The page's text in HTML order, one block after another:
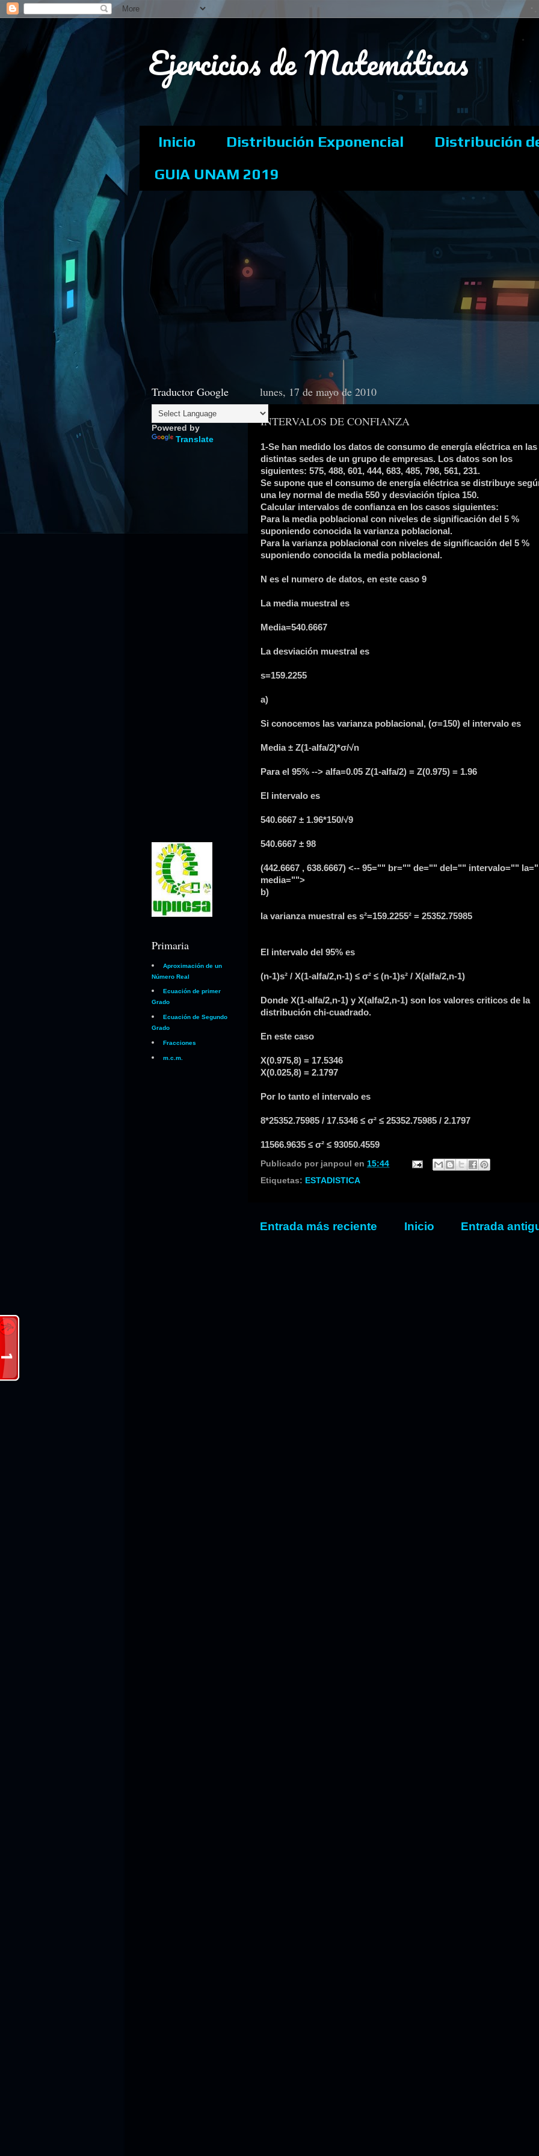
Ejercicios de Matemáticas
Inicio Distribución Exponencial
Distribución
GUIA UNAM 2019
lunes, 17 de mayo de 2010
INTERVALOS DE CONFIANZA
1-Se han medido los datos de consumo de energía eléctrica en las
distintas sedes de un grupo de empresas. Los datos son los
siguientes: 575, 488, 601, 444, 683, 485, 798, 561, 231.
Se supone que el consumo de energía eléctrica se distribuye
una ley normal de media 550 y desviación típica 150.
Calcular intervalos de confianza en los casos siguientes:
Para la media poblacional con niveles de significación del 5 %
suponiendo conocida la varianza poblacional.
Para la varianza poblacional con niveles de significación del 5 %
suponiendo conocida la media poblacional.
N es el numero de datos, en este caso 9
La media muestral es
Media=540.6667
La desviación muestral es
s=159.2255
a)
Si conocemos las varianza poblacional, (σ=150) el intervalo es
Media ± Z(1-alfa/2)*σ/√n
Para el 95% --> alfa=0.05 Z(1-alfa/2) = Z(0.975) = 1.96
El intervalo es
540.6667 ± 1.96*150/√9
540.6667 ± 98
(442.6667 , 638.6667) <-- 95="" br="" de="" del="" intervalo=""
media="">
b)
la varianza muestral es s²=159.2255² = 25352.75985
El intervalo del 95% es
(n-1)s² / X(1-alfa/2,n-1) ≤ σ² ≤ (n-1)s² / X(alfa/2,n-1)
Donde X(1-alfa/2,n-1) y X(alfa/2,n-1) son los valores criticos de la
distribución chi-cuadrado.
En este caso
X(0.975,8) = 17.5346
X(0.025,8) = 2.1797
Por lo tanto el intervalo es
8*25352.75985 / 17.5346 ≤ σ² ≤ 25352.75985 / 2.1797
11566.9635 ≤ σ² ≤ 93050.4559
Publicado por janpoul en 15:44
Etiquetas: ESTADISTICA
Entrada más reciente Entrada
Inicio
Traductor Google
Powered by
Translate
Primaria
Aproximación de un
Número Real
Ecuación de primer
Grado
Ecuación de Segundo
Grado
Fracciones
m.c.m.